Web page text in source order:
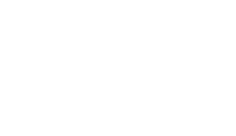
国税局）
国税局）
除办法有关问题的公
扣除办法有关问题的
向前冲的税收学习园
值税进项税额核定扣
动百科
征收类别核定办
进项税额核定扣除标
动百科
统高开票限额核定
除办法的通知-搜狐
-财经频道-金融界